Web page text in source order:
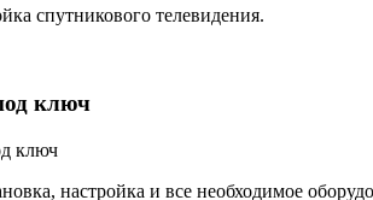
спутникового телевидения.
ключ
настройка и все необходимое